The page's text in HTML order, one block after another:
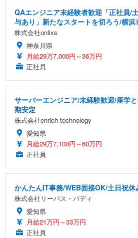
QAエンジニア未経験者歓迎「正社員/
与あり」新たなスタートを切ろう/横
株式会社onlixs
神奈川県
月給29万7,000円～36万円
正社員
サーバーエンジニア/未経験歓迎/座学
期安定
株式会社enrich technology
愛知県
月給29万7,100円～60万円
正社員
かんたんIT事務/WEB面接OK/土日祝休
株式会社リーパス・バディ
愛知県
月給21万円～33万円
正社員